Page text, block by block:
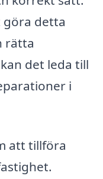
göra detta
rätta
det leda till
i
att tillföra